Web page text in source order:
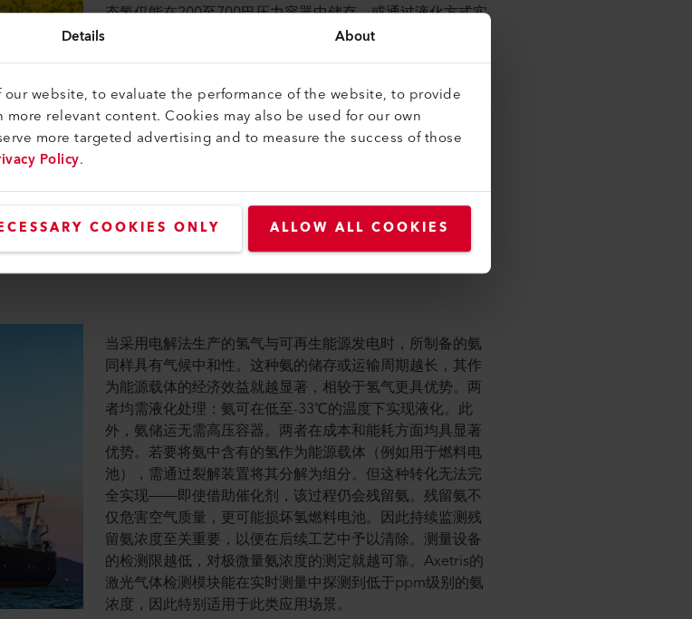
Details About
website, to evaluate the performance of the website, to provide
relevant content. Cookies may also be used for our own
more targeted advertising and to measure the success of those
Policy.
COOKIES ONLY ALLOW ALL COOKIES
态氢仅能在200至700巴压力容器中储存，或通过液化方式实
现——这需要将氢气冷却至零下253摄氏度，并使用专用低
不断增加
当采用电解法生产的氢气与可再生能源发电时，所制备的氨
同样具有气候中和性。这种氨的储存或运输周期越长，其作
为能源载体的经济效益就越显著，相较于氢气更具优势。两
者均需液化处理：氨可在低至-33℃的温度下实现液化。此
外，氨储运无需高压容器。两者在成本和能耗方面均具显著
优势。若要将氨中含有的氢作为能源载体（例如用于燃料电
池），需通过裂解装置将其分解为组分。但这种转化无法完
全实现——即使借助催化剂，该过程仍会残留氨。残留氨不
仅危害空气质量，更可能损坏氢燃料电池。因此持续监测残
留氨浓度至关重要，以便在后续工艺中予以清除。测量设备
的检测限越低，对极微量氨浓度的测定就越可靠。Axetris的
激光气体检测模块能在实时测量中探测到低于ppm级别的氨
浓度，因此特别适用于此类应用场景。